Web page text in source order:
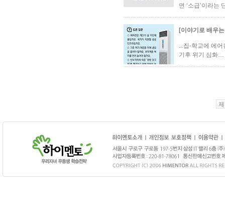
면 ‘소급’이라
[이야기로 배우
...집-학교에 에
기후 위기 심화